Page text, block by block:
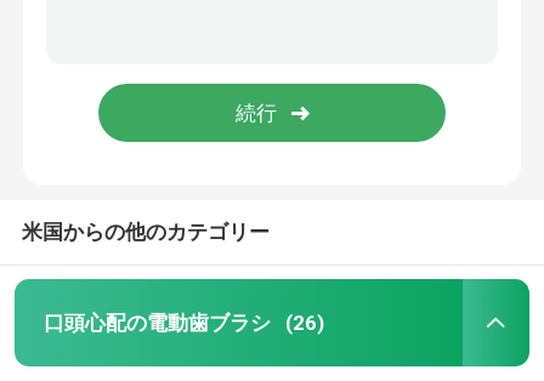
米国からの他のカテゴリー
口頭心配の電動歯ブラシ (26)